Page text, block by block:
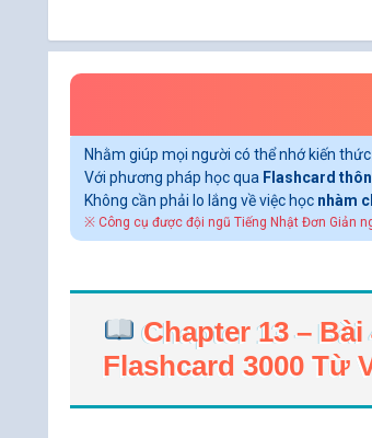
Nhằm giúp mọi người có thể nhớ kiến
Với phương pháp học qua Flashcard
Không cần phải lo lắng về việc học nhàm
※ Công cụ được đội ngũ Tiếng Nhật Đơn Giản
Chapter 13 –
Flashcard 3000 Từ